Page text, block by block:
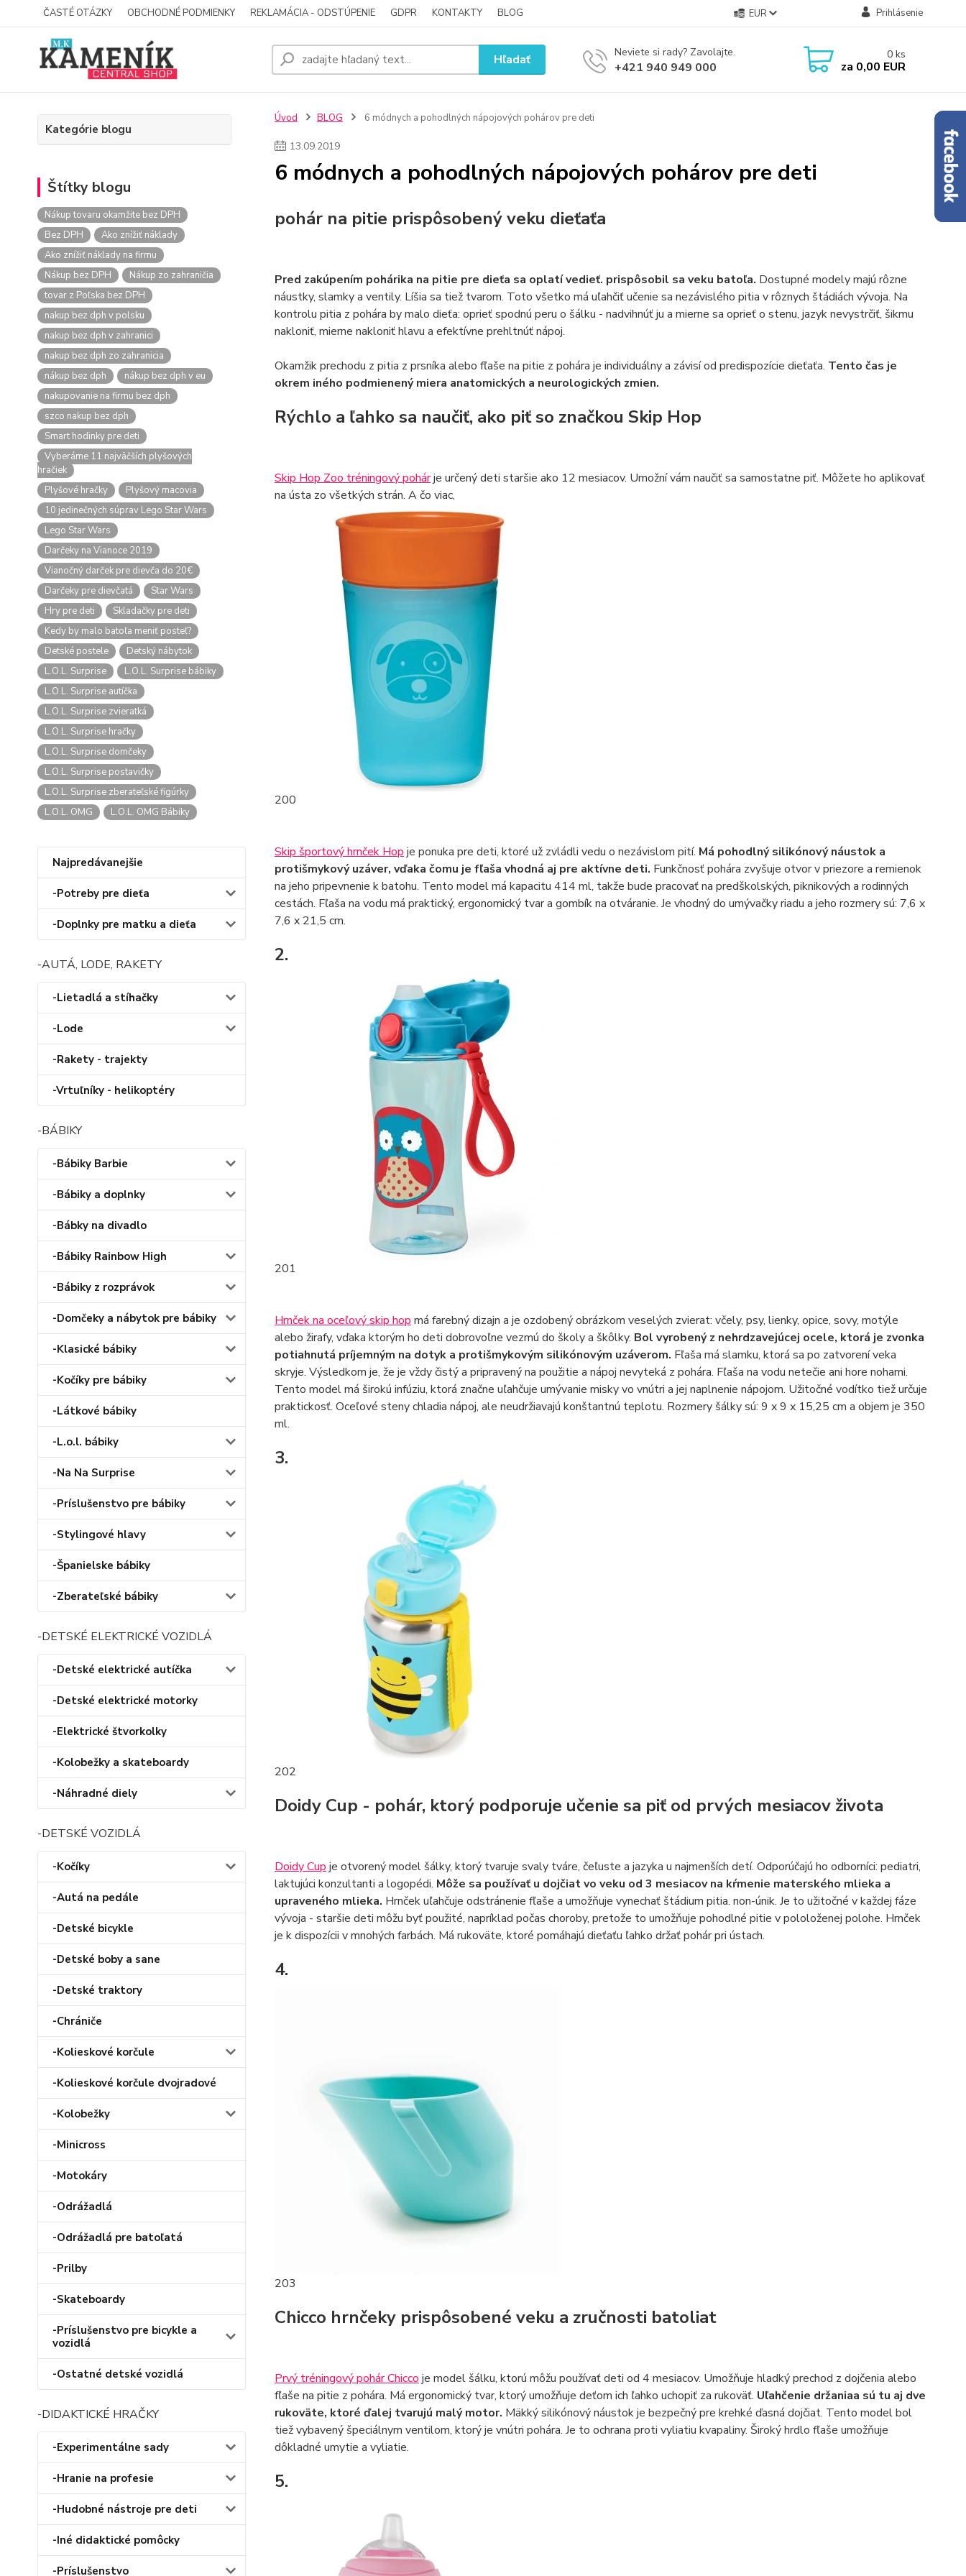
ČASTÉ OTÁZKY OBCHODNÉ PODMIENKY REKLAMÁCIA - ODSTÚPENIE GDPR KONTAKTY BLOG EUR Prihlásenie
Hľadať Neviete si rady? Zavolajte.
+421 940 949 000
0 ks
za 0,00 EUR
Kategórie blogu
Štítky blogu
Nákup tovaru okamžite bez DPH
Bez DPH
Ako znížiť náklady
Ako znížiť náklady na firmu
Nákup bez DPH
Nákup zo zahraničia
tovar z Poľska bez DPH
nakup bez dph v polsku
nakup bez dph v zahranici
nakup bez dph zo zahranicia
nákup bez dph
nákup bez dph v eu
nakupovanie na firmu bez dph
szco nakup bez dph
Smart hodinky pre deti
Vyberáme 11 najväčších plyšových
hračiek
Plyšové hračky
Plyšový macovia
10 jedinečných súprav Lego Star Wars
Lego Star Wars
Darčeky na Vianoce 2019
Vianočný darček pre dievča do 20€
Darčeky pre dievčatá
Star Wars
Hry pre deti
Skladačky pre deti
Kedy by malo batoľa meniť posteľ?
Detské postele
Detský nábytok
L.O.L. Surprise
L.O.L. Surprise bábiky
L.O.L. Surprise autíčka
L.O.L. Surprise zvieratká
L.O.L. Surprise hračky
L.O.L. Surprise domčeky
L.O.L. Surprise postavičky
L.O.L. Surprise zberateľské figúrky
L.O.L. OMG
L.O.L. OMG Bábiky
Najpredávanejšie
-Potreby pre dieťa
-Doplnky pre matku a dieťa
-AUTÁ, LODE, RAKETY
-Lietadlá a stíhačky
-Lode
-Rakety - trajekty
-Vrtuľníky - helikoptéry
-BÁBIKY
-Bábiky Barbie
-Bábiky a doplnky
-Bábky na divadlo
-Bábiky Rainbow High
-Bábiky z rozprávok
-Domčeky a nábytok pre bábiky
-Klasické bábiky
-Kočíky pre bábiky
-Látkové bábiky
-L.o.l. bábiky
-Na Na Surprise
-Príslušenstvo pre bábiky
-Stylingové hlavy
-Španielske bábiky
-Zberateľské bábiky
-DETSKÉ ELEKTRICKÉ VOZIDLÁ
-Detské elektrické autíčka
-Detské elektrické motorky
-Elektrické štvorkolky
-Kolobežky a skateboardy
-Náhradné diely
-DETSKÉ VOZIDLÁ
-Kočíky
-Autá na pedále
-Detské bicykle
-Detské boby a sane
-Detské traktory
-Chrániče
-Kolieskové korčule
-Kolieskové korčule dvojradové
-Kolobežky
-Minicross
-Motokáry
-Odrážadlá
-Odrážadlá pre batoľatá
-Prilby
-Skateboardy
-Príslušenstvo pre bicykle a
vozidlá
-Ostatné detské vozidlá
-DIDAKTICKÉ HRAČKY
-Experimentálne sady
-Hranie na profesie
-Hudobné nástroje pre deti
-Iné didaktické pomôcky
-Príslušenstvo
Úvod BLOG 6 módnych a pohodlných nápojových pohárov pre deti
13.09.2019
6 módnych a pohodlných nápojových pohárov pre deti
pohár na pitie prispôsobený veku dieťaťa
Pred zakúpením pohárika na pitie pre dieťa sa oplatí vedieť. prispôsobil sa veku batoľa. Dostupné modely majú rôzne
náustky, slamky a ventily. Líšia sa tiež tvarom. Toto všetko má uľahčiť učenie sa nezávislého pitia v rôznych štádiách vývoja. Na
kontrolu pitia z pohára by malo dieťa: oprieť spodnú peru o šálku - nadvihnúť ju a mierne sa oprieť o stenu, jazyk nevystrčiť, šikmu
nakloniť, mierne nakloniť hlavu a efektívne prehltnúť nápoj.
Okamžik prechodu z pitia z prsníka alebo fľaše na pitie z pohára je individuálny a závisí od predispozície dieťaťa. Tento čas je
okrem iného podmienený miera anatomických a neurologických zmien.
Rýchlo a ľahko sa naučiť, ako piť so značkou Skip Hop
Skip Hop Zoo tréningový pohárje určený deti staršie ako 12 mesiacov. Umožní vám naučiť sa samostatne piť. Môžete ho aplikovať
na ústa zo všetkých strán. A čo viac,
200
Skip športový hrnček Hop je ponuka pre deti, ktoré už zvládli vedu o nezávislom pití. Má pohodlný silikónový náustok a
protišmykový uzáver, vďaka čomu je fľaša vhodná aj pre aktívne deti. Funkčnosť pohára zvyšuje otvor v priezore a remienok
na jeho pripevnenie k batohu. Tento model má kapacitu 414 ml, takže bude pracovať na predškolských, piknikových a rodinných
cestách. Fľaša na vodu má praktický, ergonomický tvar a gombík na otváranie. Je vhodný do umývačky riadu a jeho rozmery sú: 7,6 x
7,6 x 21,5 cm.
2.
201
Hrnček na oceľový skip hop má farebný dizajn a je ozdobený obrázkom veselých zvierat: včely, psy, lienky, opice, sovy, motýle
alebo žirafy, vďaka ktorým ho deti dobrovoľne vezmú do školy a škôlky. Bol vyrobený z nehrdzavejúcej ocele, ktorá je zvonka
potiahnutá príjemným na dotyk a protišmykovým silikónovým uzáverom. Fľaša má slamku, ktorá sa po zatvorení veka
skryje. Výsledkom je, že je vždy čistý a pripravený na použitie a nápoj nevyteká z pohára. Fľaša na vodu netečie ani hore nohami.
Tento model má širokú infúziu, ktorá značne uľahčuje umývanie misky vo vnútri a jej naplnenie nápojom. Užitočné vodítko tiež určuje
praktickosť. Oceľové steny chladia nápoj, ale neudržiavajú konštantnú teplotu. Rozmery šálky sú: 9 x 9 x 15,25 cm a objem je 350
ml.
3.
202
Doidy Cup - pohár, ktorý podporuje učenie sa piť od prvých mesiacov života
Doidy Cup je otvorený model šálky, ktorý tvaruje svaly tváre, čeľuste a jazyka u najmenších detí. Odporúčajú ho odborníci: pediatri,
laktujúci konzultanti a logopédi. Môže sa používať u dojčiat vo veku od 3 mesiacov na kŕmenie materského mlieka a
upraveného mlieka. Hrnček uľahčuje odstránenie fľaše a umožňuje vynechať štádium pitia. non-únik. Je to užitočné v každej fáze
vývoja - staršie deti môžu byť použité, napríklad počas choroby, pretože to umožňuje pohodlné pitie v pololoženej polohe. Hrnček
je k dispozícii v mnohých farbách. Má rukoväte, ktoré pomáhajú dieťaťu ľahko držať pohár pri ústach.
4.
203
Chicco hrnčeky prispôsobené veku a zručnosti batoliat
Prvý tréningový pohár Chicco je model šálku, ktorú môžu používať deti od 4 mesiacov. Umožňuje hladký prechod z dojčenia alebo
fľaše na pitie z pohára. Má ergonomický tvar, ktorý umožňuje deťom ich ľahko uchopiť za rukoväť. Uľahčenie držaniaa sú tu aj dve
rukoväte, ktoré ďalej tvarujú malý motor. Mäkký silikónový náustok je bezpečný pre krehké ďasná dojčiat. Tento model bol
tiež vybavený špeciálnym ventilom, ktorý je vnútri pohára. Je to ochrana proti vyliatiu kvapaliny. Široký hrdlo fľaše umožňuje
dôkladné umytie a vyliatie.
5.